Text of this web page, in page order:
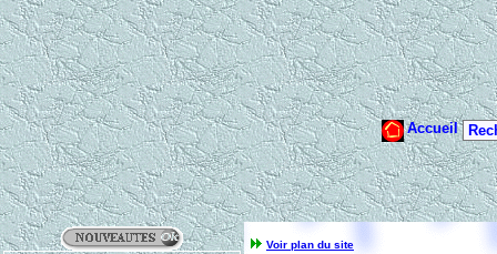
Voir plan du site